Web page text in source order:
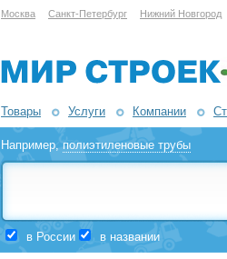
Москва Санкт-Петербург Нижний Новгород
Товары Услуги Компании
Например,полиэтиленовые трубы
в России в названии